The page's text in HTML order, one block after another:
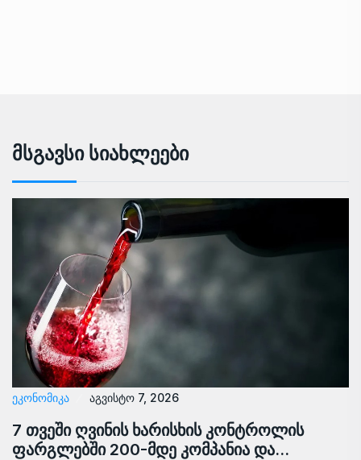
Მსგავსი Სიახლეები
ᲔᲙᲝᲜᲝᲛᲘᲙᲐ აგვისტო 7, 2026
7 თვეში ღვინის ხარისხის კონტროლის
ფარგლებში 200-მდე კომპანია და…